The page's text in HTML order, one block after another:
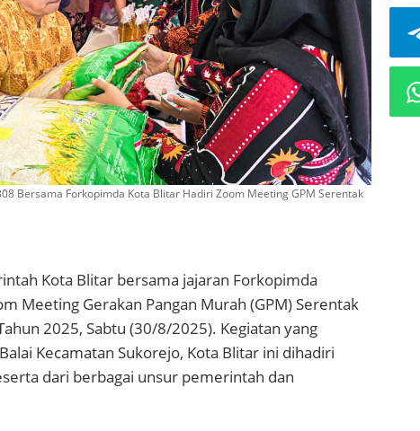
Bersama Forkopimda Kota Blitar Hadiri Zoom Meeting GPM Serentak
Kota Blitar bersama jajaran Forkopimda
Meeting Gerakan Pangan Murah (GPM) Serentak
2025, Sabtu (30/8/2025). Kegiatan yang
Kecamatan Sukorejo, Kota Blitar ini dihadiri
dari berbagai unsur pemerintah dan